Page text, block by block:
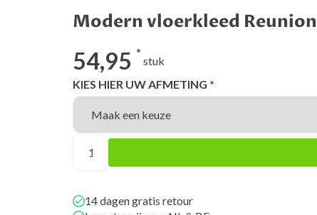
Modern vloerkleed Reunion
54,95 *
stuk
KIES HIER UW AFMETING *
14 dagen gratis retour